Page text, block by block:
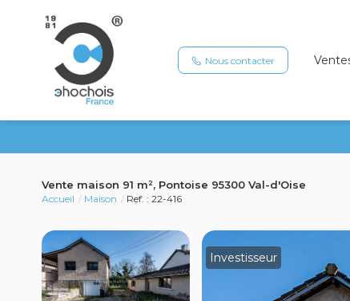
Nous contacter
Vente maison 91 m², Pontoise 95300 Val-d'Oise
Accueil Maison Ref. : 22-416
Investisseur